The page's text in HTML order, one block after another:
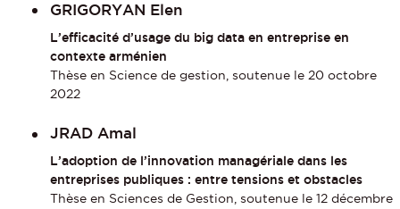
GRIGORYAN Elen
L’efficacité d’usage du big data en entreprise en
contexte arménien
Thèse en Science de gestion, soutenue le 20 octobre
2022
JRAD Amal
L’adoption de l’innovation managériale dans les
entreprises publiques : entre tensions et obstacles
Thèse en Sciences de Gestion, soutenue le 12 décembre